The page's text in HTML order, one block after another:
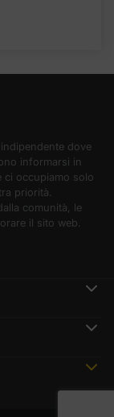
dove
informarsi in
ci occupiamo solo
priorità.
comunità, le
il sito web.